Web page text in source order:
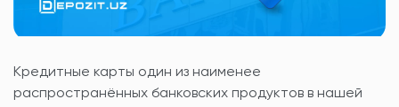
Кредитные карты один из наименее
распространённых банковских продуктов в нашей